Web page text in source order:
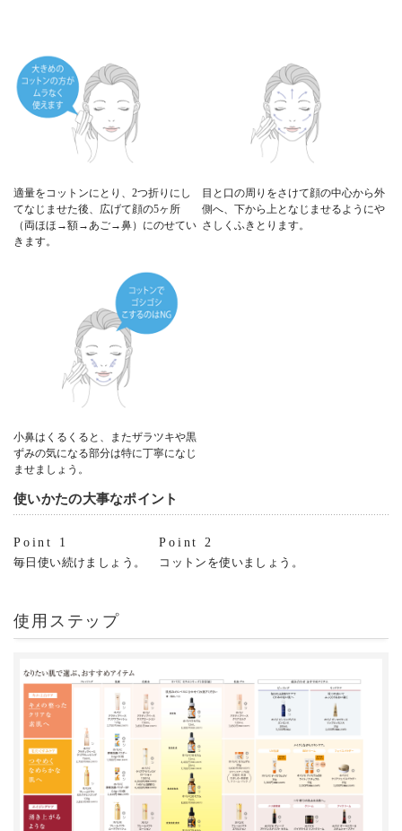
適量をコットンにとり、2つ折りにし
てなじませた後、広げて顔の5ヶ所
（両ほほ→額→あご→鼻）にのせてい
きます。
目と口の周りをさけて顔の中心から外
側へ、下から上となじませるようにや
さしくふきとります。
小鼻はくるくると、またザラツキや黒
ずみの気になる部分は特に丁寧になじ
ませましょう。
使いかたの大事なポイント
Point 1
毎日使い続けましょう。
Point 2
コットンを使いましょう。
使用ステップ